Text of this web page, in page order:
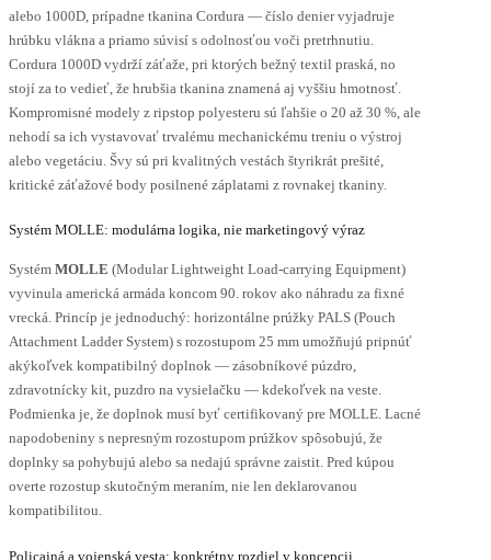
alebo 1000D, prípadne tkanina Cordura — číslo denier vyjadruje
hrúbku vlákna a priamo súvisí s odolnosťou voči pretrhnutiu.
Cordura 1000D vydrží záťaže, pri ktorých bežný textil praská, no
stojí za to vedieť, že hrubšia tkanina znamená aj vyššiu hmotnosť.
Kompromisné modely z ripstop polyesteru sú ľahšie o 20 až 30 %, ale
nehodí sa ich vystavovať trvalému mechanickému treniu o výstroj
alebo vegetáciu. Švy sú pri kvalitných vestách štyrikrát prešité,
kritické záťažové body posilnené záplatami z rovnakej tkaniny.
Systém MOLLE: modulárna logika, nie marketingový výraz
Systém MOLLE (Modular Lightweight Load-carrying Equipment)
vyvinula americká armáda koncom 90. rokov ako náhradu za fixné
vrecká. Princíp je jednoduchý: horizontálne prúžky PALS (Pouch
Attachment Ladder System) s rozostupom 25 mm umožňujú pripnúť
akýkoľvek kompatibilný doplnok — zásobníkové púzdro,
zdravotnícky kit, puzdro na vysielačku — kdekoľvek na veste.
Podmienka je, že doplnok musí byť certifikovaný pre MOLLE. Lacné
napodobeniny s nepresným rozostupom prúžkov spôsobujú, že
doplnky sa pohybujú alebo sa nedajú správne zaistit. Pred kúpou
overte rozostup skutočným meraním, nie len deklarovanou
kompatibilitou.
Policajná a vojenská vesta: konkrétny rozdiel v koncepcii